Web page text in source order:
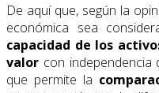
De aquí que, según la
económica sea
capacidad de los
valor con
que permite la